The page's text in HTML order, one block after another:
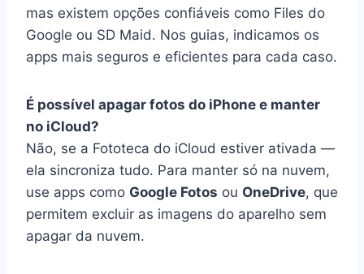
mas existem opções confiáveis como Files do
Google ou SD Maid. Nos guias, indicamos os
apps mais seguros e eficientes para cada caso.
É possível apagar fotos do iPhone e manter
no iCloud?
Não, se a Fototeca do iCloud estiver ativada —
ela sincroniza tudo. Para manter só na nuvem,
use apps como Google Fotos ou OneDrive, que
permitem excluir as imagens do aparelho sem
apagar da nuvem.